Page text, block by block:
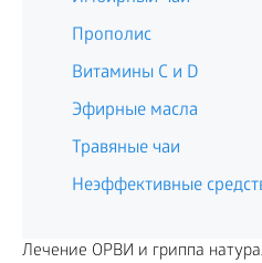
Прополис
Витамины C и D
Эфирные масла
Травяные чаи
Неэффективные
Лечение ОРВИ и гриппа